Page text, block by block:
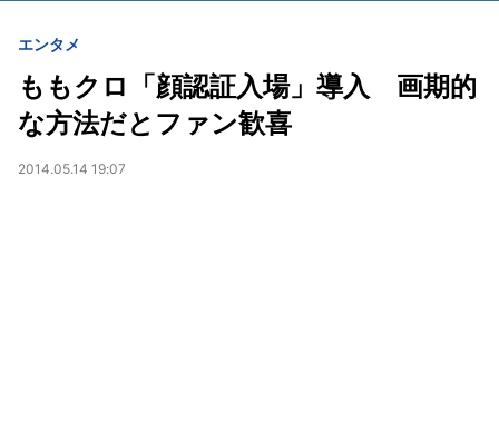
エンタメ
ももクロ「顔認証入場」導入 画期的
な方法だとファン歓喜
2014.05.14 19:07